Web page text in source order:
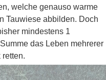
welche genauso warme
Tauwiese abbilden. Doch
mindestens 1
das Leben mehrerer
retten.